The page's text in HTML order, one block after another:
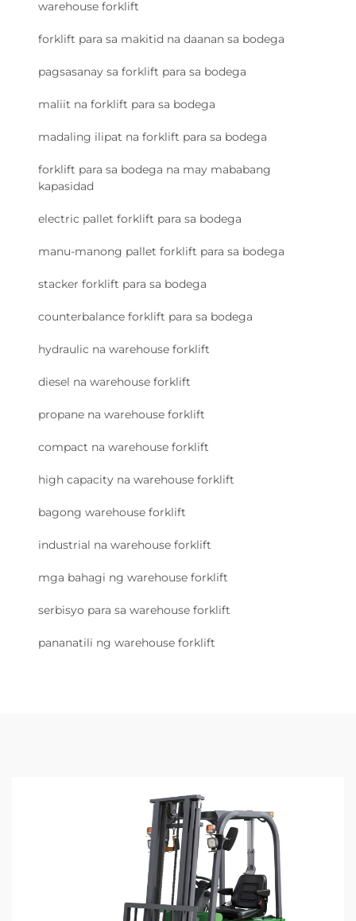
warehouse forklift
forklift para sa makitid na daanan sa bodega
pagsasanay sa forklift para sa bodega
maliit na forklift para sa bodega
madaling ilipat na forklift para sa bodega
forklift para sa bodega na may mababang
kapasidad
electric pallet forklift para sa bodega
manu-manong pallet forklift para sa bodega
stacker forklift para sa bodega
counterbalance forklift para sa bodega
hydraulic na warehouse forklift
diesel na warehouse forklift
propane na warehouse forklift
compact na warehouse forklift
high capacity na warehouse forklift
bagong warehouse forklift
industrial na warehouse forklift
mga bahagi ng warehouse forklift
serbisyo para sa warehouse forklift
pananatili ng warehouse forklift